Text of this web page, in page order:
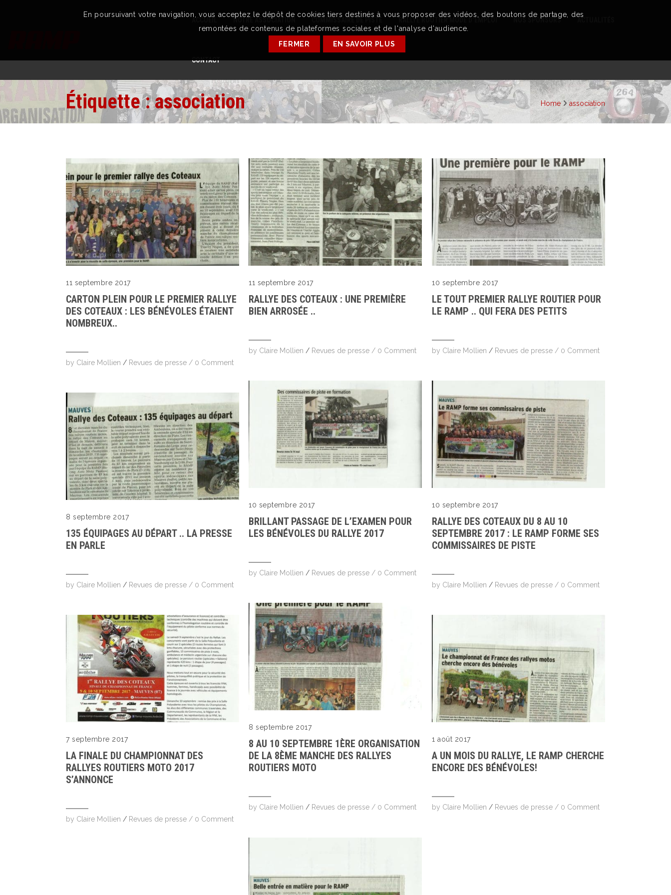
ACCUEIL NOTRE ASSOCIATION RALLYE ROUTIER MODE D’EMPLOI NOS SPONSORS
CONTACT
Étiquette :association Home association
11 septembre 2017
CARTON PLEIN POUR LE PREMIER RALLYE
DES COTEAUX : LES BÉNÉVOLES ÉTAIENT
NOMBREUX..
by Claire Mollien / Revues de presse / 0 Comment
11 septembre 2017
RALLYE DES COTEAUX : UNE PREMIÈRE
BIEN ARROSÉE ..
by Claire Mollien / Revues de presse / 0 Comment
10 septembre 2017
LE TOUT PREMIER RALLYE ROUTIER POUR
LE RAMP .. QUI FERA DES PETITS
by Claire Mollien / Revues de presse / 0 Comment
10 septembre 2017
BRILLANT PASSAGE DE L’EXAMEN POUR
LES BÉNÉVOLES DU RALLYE 2017
by Claire Mollien / Revues de presse / 0 Comment
10 septembre 2017
RALLYE DES COTEAUX DU 8 AU 10
SEPTEMBRE 2017 : LE RAMP FORME SES
COMMISSAIRES DE PISTE
by Claire Mollien / Revues de presse / 0 Comment
8 septembre 2017
135 ÉQUIPAGES AU DÉPART .. LA PRESSE
EN PARLE
by Claire Mollien / Revues de presse / 0 Comment
8 septembre 2017
8 AU 10 SEPTEMBRE 1ÈRE ORGANISATION
DE LA 8ÈME MANCHE DES RALLYES
ROUTIERS MOTO
by Claire Mollien / Revues de presse / 0 Comment
7 septembre 2017
LA FINALE DU CHAMPIONNAT DES
RALLYES ROUTIERS MOTO 2017
S’ANNONCE
by Claire Mollien / Revues de presse / 0 Comment
1 août 2017
A UN MOIS DU RALLYE, LE RAMP CHERCHE
ENCORE DES BÉNÉVOLES!
by Claire Mollien / Revues de presse / 0 Comment
En poursuivant votre navigation, vous acceptez le dépôt de cookies tiers destinés à vous proposer des vidéos, des boutons de partage, des
remontées de contenus de plateformes sociales et de l'analyse d'audience.
FERMER
EN SAVOIR PLUS